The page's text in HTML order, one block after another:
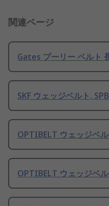
関連ページ
Gates プーリー ベルト
SKF ウェッジベルト,
OPTIBELT ウェッジベ
OPTIBELT ウェッジベ